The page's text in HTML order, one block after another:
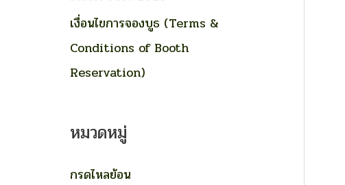
เงื่อนไขการจองบูธ (Terms &
Conditions of Booth
Reservation)
หมวดหมู่
กรดไหลย้อน